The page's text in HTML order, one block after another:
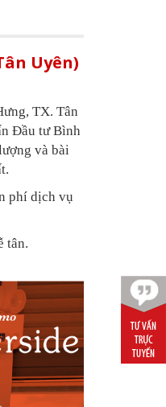
Uyên)
TX. Tân
Đầu tư Bình
và bài
phí dịch vụ
tân.